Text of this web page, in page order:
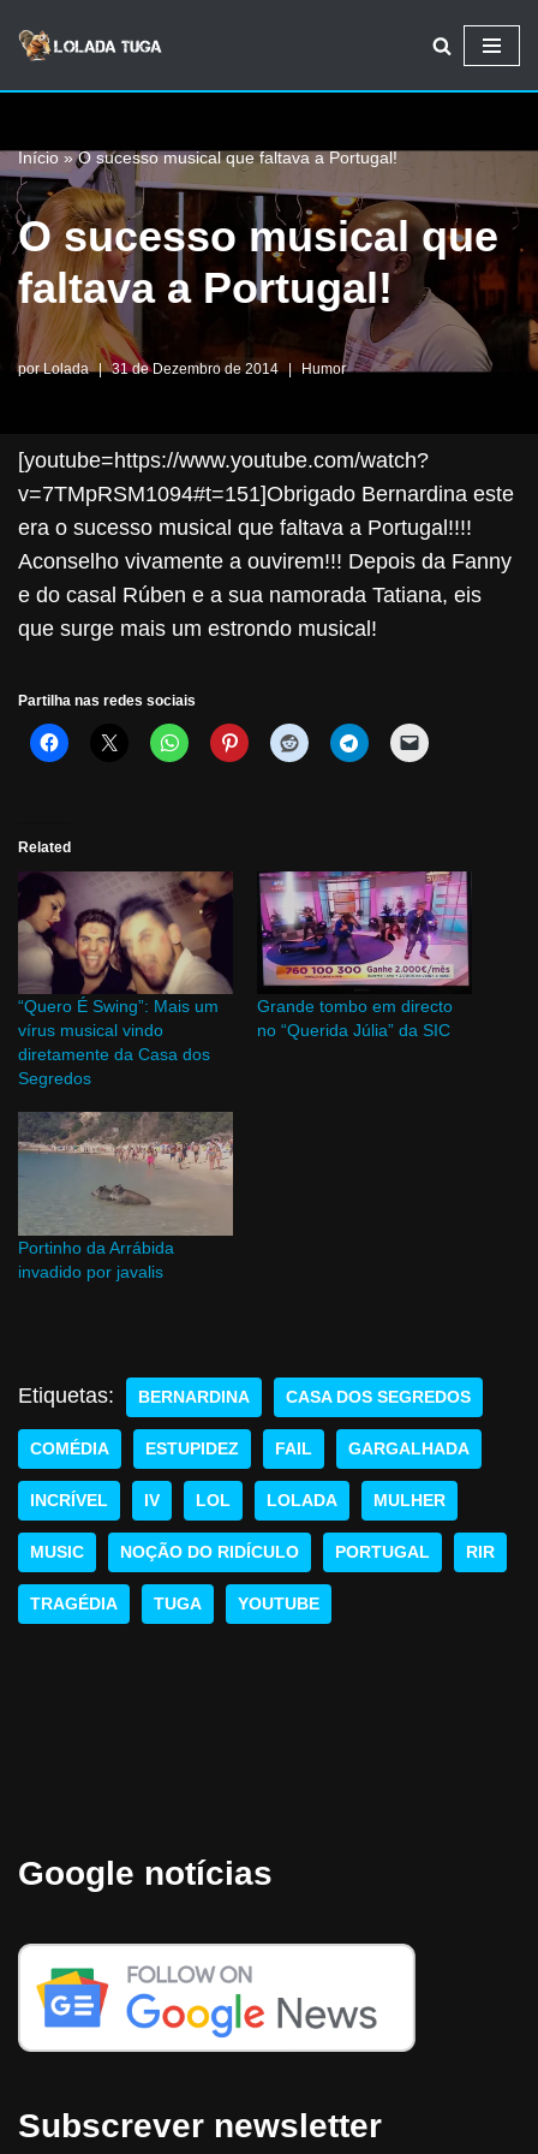
Avançar
conteúdo
Início»O sucesso musical que faltava a Portugal!
O sucesso musical que
faltava a Portugal!
porLolada 31 de Dezembro de 2014 Humor
[youtube=https://www.youtube.com/watch?
v=7TMpRSM1094#t=151]Obrigado Bernardina este
era o sucesso musical que faltava a Portugal!!!!
Aconselho vivamente a ouvirem!!! Depois da Fanny
e do casal Rúben e a sua namorada Tatiana, eis
que surge mais um estrondo musical!
Partilha nas redes sociais
Related
“Quero É Swing”: Mais um
vírus musical vindo
diretamente da Casa dos
Segredos
Grande tombo em directo
no “Querida Júlia” da SIC
Portinho da Arrábida
invadido por javalis
Etiquetas: BERNARDINA CASA DOS SEGREDOS
COMÉDIA ESTUPIDEZ FAIL GARGALHADA
INCRÍVEL IV LOL LOLADA MULHER
MUSIC NOÇÃO DO RIDÍCULO PORTUGAL RIR
TRAGÉDIA TUGA YOUTUBE
Google notícias
Subscrever newsletter